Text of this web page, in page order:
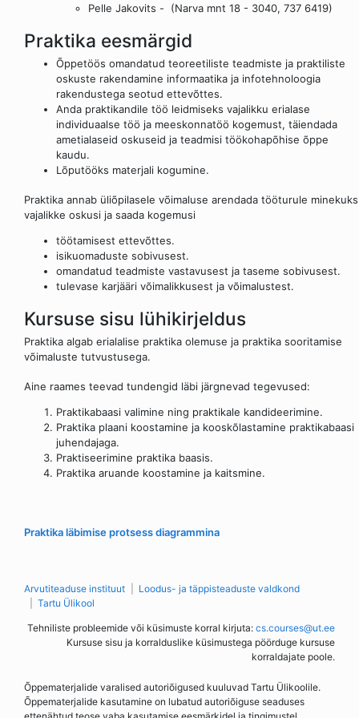
Pelle Jakovits -
(Narva mnt 18 - 3040, 737 6419)
Praktika eesmärgid
Õppetöös omandatud teoreetiliste teadmiste ja praktiliste
oskuste rakendamine informaatika ja infotehnoloogia
rakendustega seotud ettevõttes.
Anda praktikandile töö leidmiseks vajalikku erialase
individuaalse töö ja meeskonnatöö kogemust, täiendada
ametialaseid oskuseid ja teadmisi töökohapõhise õppe
kaudu.
Lõputööks materjali kogumine.
Praktika annab üliõpilasele võimaluse arendada tööturule minekuks
vajalikke oskusi ja saada kogemusi
töötamisest ettevõttes.
isikuomaduste sobivusest.
omandatud teadmiste vastavusest ja taseme sobivusest.
tulevase karjääri võimalikkusest ja võimalustest.
Kursuse sisu lühikirjeldus
Praktika algab erialalise praktika olemuse ja praktika sooritamise
võimaluste tutvustusega.
Aine raames teevad tundengid läbi järgnevad tegevused:
Praktikabaasi valimine ning praktikale kandideerimine.
Praktika plaani koostamine ja kooskõlastamine praktikabaasi
juhendajaga.
Praktiseerimine praktika baasis.
Praktika aruande koostamine ja kaitsmine.
Praktika läbimise protsess diagrammina
Arvutiteaduse instituut
Loodus- ja täppisteaduste valdkond
Tartu Ülikool
Tehniliste probleemide või küsimuste korral kirjuta: cs.courses@ut.ee
Kursuse sisu ja korralduslike küsimustega pöörduge kursuse
korraldajate poole.
Õppematerjalide varalised autoriõigused kuuluvad Tartu Ülikoolile.
Õppematerjalide kasutamine on lubatud autoriõiguse seaduses